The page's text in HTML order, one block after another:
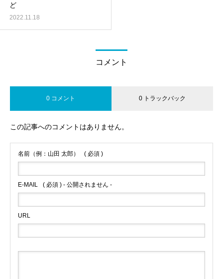
ど
2022.11.18
コメント
0 コメント 0 トラックバック
この記事へのコメントはありません。
名前（例：山田 太郎） ( 必須 )
E-MAIL ( 必須 ) - 公開されません -
URL